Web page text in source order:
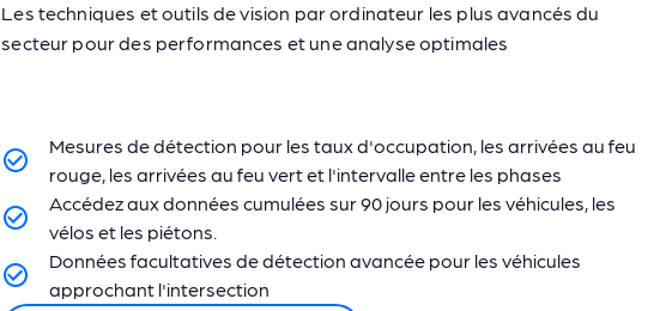
Les techniques et outils de vision par ordinateur les plus avancés du
secteur pour des performances et une analyse optimales
Mesures de détection pour les taux d'occupation, les arrivées au feu
rouge, les arrivées au feu vert et l'intervalle entre les phases
Accédez aux données cumulées sur 90 jours pour les véhicules, les
vélos et les piétons.
Données facultatives de détection avancée pour les véhicules
approchant l'intersection